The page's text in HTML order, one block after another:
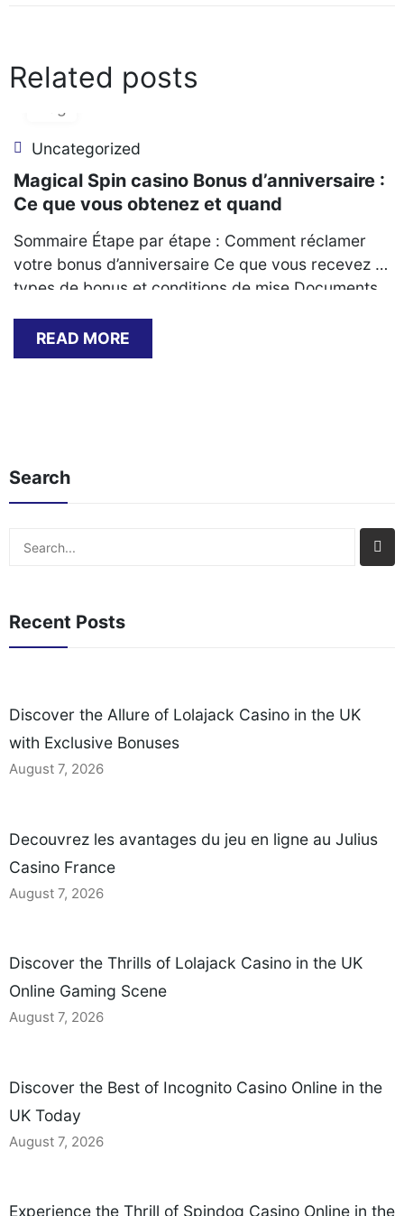
Related posts
06
Uncategorized
Magical Spin casino Bonus d’anniversaire :
Ce que vous obtenez et quand
Sommaire Étape par étape : Comment réclamer
votre bonus d’anniversaire Ce que vous recevez :
types de bonus et conditions de mise Documents
solutions lors de la réclamation Délais typiques et
méthodes de retrait des gains Comparaison avec
READ MORE
Search
Search
Recent Posts
Discover the Allure of Lolajack Casino in the UK
with Exclusive Bonuses
August 7, 2026
Decouvrez les avantages du jeu en ligne au Julius
Casino France
August 7, 2026
Discover the Thrills of Lolajack Casino in the UK
Online Gaming Scene
August 7, 2026
Discover the Best of Incognito Casino Online in the
UK Today
August 7, 2026
Experience the Thrill of Spindog Casino Online in the